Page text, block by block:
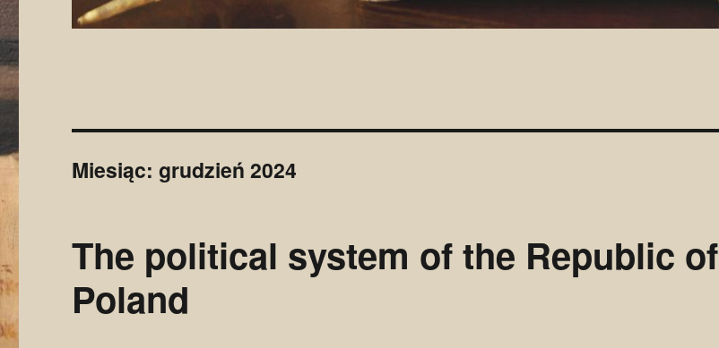
Miesiąc:grudzień 2024
The political system of the Republic of
Poland